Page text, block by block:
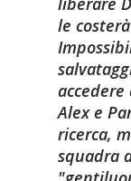
le
accedere
Alex e
ricerca,
squadra